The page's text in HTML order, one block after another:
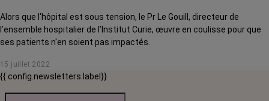
Alors que l'hôpital est sous tension, le Pr Le Gouill, directeur de
l’ensemble hospitalier de l’Institut Curie, œuvre en coulisse pour que
ses patients n'en soient pas impactés.
15 juillet 2022
{{ config.newsletters.label}}